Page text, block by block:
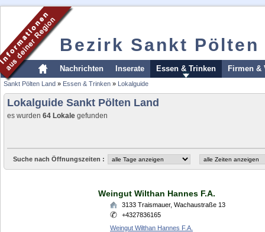
Bezirk Sankt Pölten
Nachrichten Inserate Essen & Trinken Firmen &
Sankt Pölten Land » Essen & Trinken » Lokalguide
Lokalguide Sankt Pölten Land
es wurden 64 Lokale gefunden
Suche nach Öffnungszeiten :
Weingut Wilthan Hannes F.A.
3133 Traismauer, Wachaustraße 13
+4327836165
Weingut Wilthan Hannes F.A.